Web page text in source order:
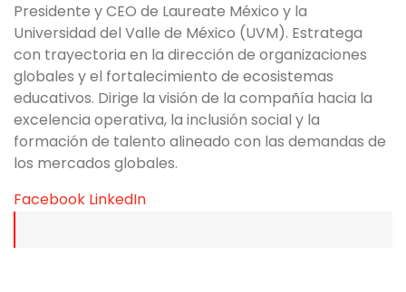
Presidente y CEO de Laureate México y la
Universidad del Valle de México (UVM). Estratega
con trayectoria en la dirección de organizaciones
globales y el fortalecimiento de ecosistemas
educativos. Dirige la visión de la compañía hacia la
excelencia operativa, la inclusión social y la
formación de talento alineado con las demandas de
los mercados globales.
Facebook LinkedIn